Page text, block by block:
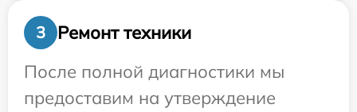
3
Ремонт техники
После полной диагностики мы
предоставим на утверждение